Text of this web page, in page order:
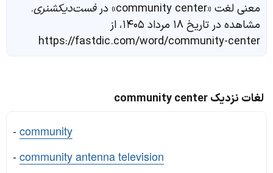
معنی لغت «community center» در فست‌دیکشنری.
مشاهده در تاریخ ۱۸ مرداد ۱۴۰۵، از
https://fastdic.com/word/community-center
لغات نزدیک community center
-community
-community antenna television